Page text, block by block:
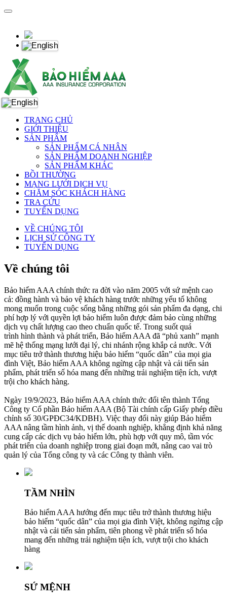
TRANG CHỦ
GIỚI THIỆU
SẢN PHẨM
SẢN PHẨM CÁ NHÂN
SẢN PHẨM DOANH NGHIỆP
SẢN PHẨM KHÁC
BỒI THƯỜNG
MẠNG LƯỚI DỊCH VỤ
CHĂM SÓC KHÁCH HÀNG
TRA CỨU
TUYỂN DỤNG
VỀ CHÚNG TÔI
LỊCH SỬ CÔNG TY
TUYỂN DỤNG
Về chúng tôi
Bảo hiểm AAA chính thức ra đời vào năm 2005 với sứ mệnh cao
cả: đồng hành và bảo vệ khách hàng trước những yếu tố không
mong muốn trong cuộc sống bằng những gói sản phẩm đa dạng, chi
phí hợp lý với quyền lợi bảo hiểm luôn được đảm bảo cùng những
dịch vụ chất lượng cao theo chuẩn quốc tế. Trong suốt quá
trình hình thành và phát triển, Bảo hiểm AAA đã “phủ xanh” mạnh
mẽ hệ thống mạng lưới đại lý, chi nhánh rộng khắp cả nước. Với
mục tiêu trở thành thương hiệu bảo hiểm “quốc dân” của mọi gia
đình Việt, Bảo hiểm AAA không ngừng cập nhật và cải tiến sản
phẩm, phát triển số hóa mang đến những trải nghiệm tiện ích, vượt
trội cho khách hàng.
Ngày 19/9/2023, Bảo hiểm AAA chính thức đổi tên thành Tổng
Công ty Cổ phần Bảo hiểm AAA (Bộ Tài chính cấp Giấy phép điều
chỉnh số 30/GPĐC34/KDBH). Việc thay đổi này giúp Bảo hiểm
AAA nâng tầm hình ảnh, vị thế doanh nghiệp, khẳng định khả năng
cung cấp các dịch vụ bảo hiểm lớn, phù hợp với quy mô, tầm vóc
phát triển của doanh nghiệp trong giai đoạn mới, nâng cao vai trò
quản lý của Tổng công ty và các Công ty thành viên.
TẦM NHÌN
Bảo hiểm AAA hướng đến mục tiêu trở thành thương hiệu
bảo hiểm “quốc dân” của mọi gia đình Việt, không ngừng cập
nhật và cải tiến sản phẩm, tiên phong về phát triển số hóa
mang đến những trải nghiệm tiện ích, vượt trội cho khách
hàng
SỨ MỆNH